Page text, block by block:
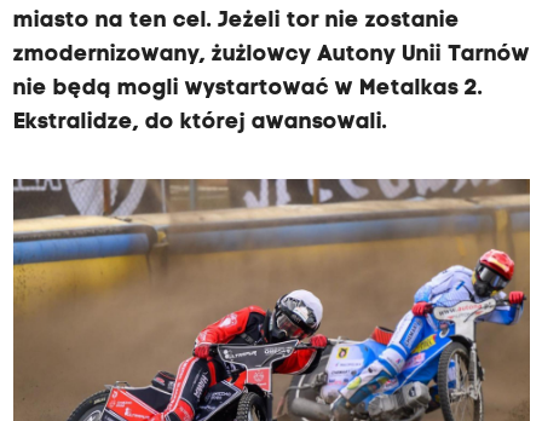
miasto na ten cel. Jeżeli tor nie zostanie
zmodernizowany, żużlowcy Autony Unii Tarnów
nie będą mogli wystartować w Metalkas 2.
Ekstralidze, do której awansowali.